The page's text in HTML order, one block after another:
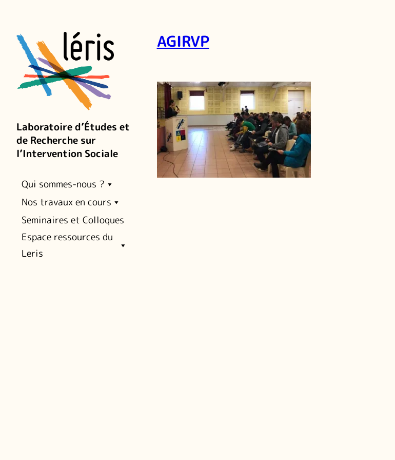
Laboratoire d’Études et
de Recherche sur
l’Intervention Sociale
Qui sommes-nous ?
Nos travaux en cours
Seminaires et Colloques
Espace ressources du
Leris
AGIRVP